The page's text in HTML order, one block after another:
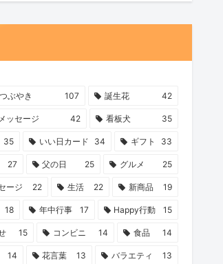
ぶやき 107 誕生花 42
ッセージ 42 看板犬 35
35 いい日カード 34 ギフト 33
27 父の日 25 グルメ 25
ージ 22 生活 22 新商品 19
18 年中行事 17 Happy行動 15
15 コンビニ 14 食品 14
14 花言葉 13 バラエティ 13